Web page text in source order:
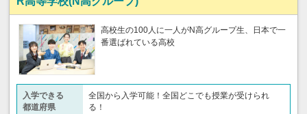
高校生の100人に一人がN高グループ生、日本で一
番選ばれている高校
入学できる
都道府県
全国から入学可能！全国どこでも授業が受けられ
る！